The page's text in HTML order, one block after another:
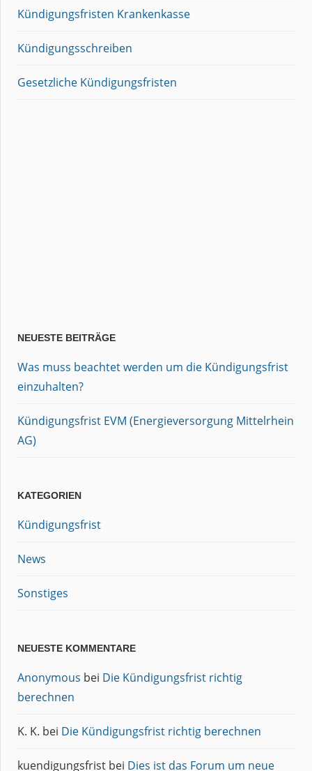
Kündigungsfristen Krankenkasse
Kündigungsschreiben
Gesetzliche Kündigungsfristen
NEUESTE BEITRÄGE
Was muss beachtet werden um die Kündigungsfrist
einzuhalten?
Kündigungsfrist EVM (Energieversorgung Mittelrhein
AG)
KATEGORIEN
Kündigungsfrist
News
Sonstiges
NEUESTE KOMMENTARE
Anonymous bei Die Kündigungsfrist richtig
berechnen
K. K. bei Die Kündigungsfrist richtig berechnen
kuendigungsfrist bei Dies ist das Forum um neue